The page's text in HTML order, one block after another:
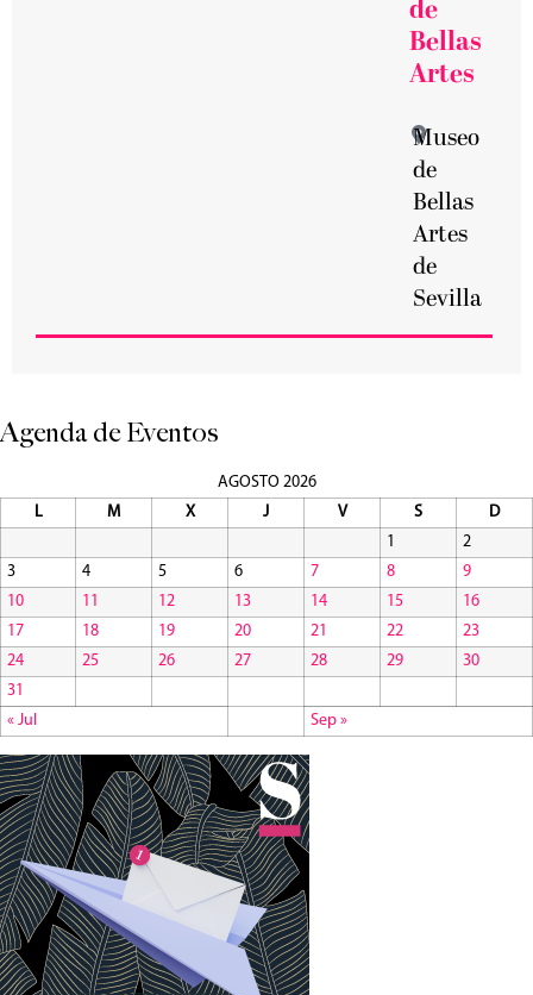
de
Bellas
Artes
Museo
de
Bellas
Artes
de
Sevilla
Agenda de Eventos
AGOSTO 2026
L
M X J V S
D
1
2
3
4 5 6 7 8
9
10
11 12 13 14 15
16
17
18 19 20 21 22
23
24
25 26 27 28 29
30
31
« Jul
Sep »